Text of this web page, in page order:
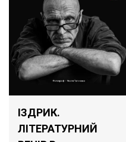
ІЗДРИК.
ЛІТЕРАТУРНИЙ